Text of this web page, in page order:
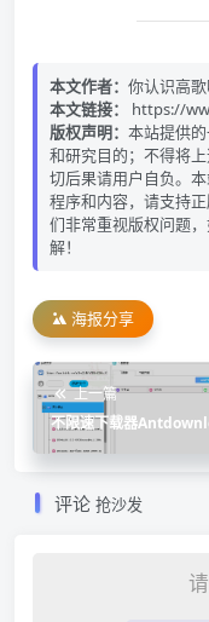
本文作者： 你认识高
本文链接：
https://
版权声明： 本站提供
和研究目的；不得将
切后果请用户自负。
程序和内容，请支持
们非常重视版权问题
解！
海报分享
上一篇
不限速下载器
v2.1.0
评论 抢沙发